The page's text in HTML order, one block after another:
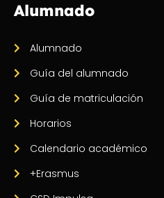
Alumnado
Alumnado
Guía del alumnado
Guía de matriculación
Horarios
Calendario académico
+Erasmus